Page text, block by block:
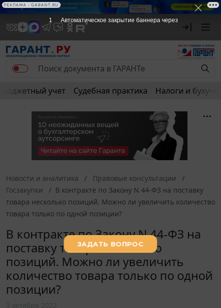
РЕКЛАМА
Бюджетный учет Судебная практика Налоги и
Новости и аналитика
Правовые консультации
Госзакупки
В контракте по Закону N 44-ФЗ на поставку
товара несколько позиций. Можно ли увеличить количество
товара только по одной позиции?
В контракте по Закону N 44-ФЗ на
поставку товара несколько
позиций. Можно ли увеличить
количество товара только по одной
позиции?
1 Автоматическое закрытие баннера через
РЕКЛАМА • GARANT.RU